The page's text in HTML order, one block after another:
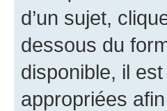
d’un sujet,
dessous du
disponible, il
appropriées